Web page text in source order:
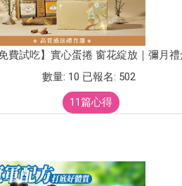
免費試吃】實心蛋捲 窗花綻放｜彌月禮
數量: 10 已報名: 502
11篇心得